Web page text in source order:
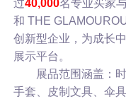
过40,000名专业买家
和 THE
创新型企业，为成长
展示平台。
展品范围涵盖：时
手套、皮制文具、伞